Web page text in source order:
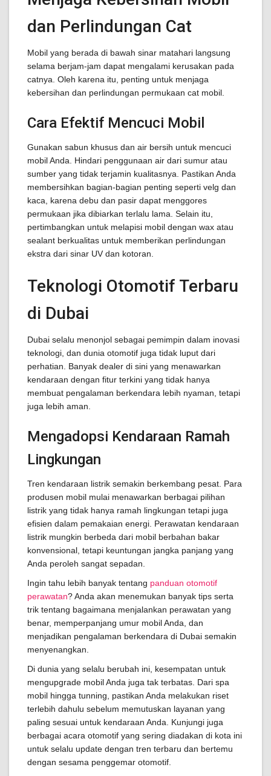
dan Perlindungan Cat
Mobil yang berada di bawah sinar matahari langsung
selama berjam-jam dapat mengalami kerusakan pada
catnya. Oleh karena itu, penting untuk menjaga
kebersihan dan perlindungan permukaan cat mobil.
Cara Efektif Mencuci Mobil
Gunakan sabun khusus dan air bersih untuk mencuci
mobil Anda. Hindari penggunaan air dari sumur atau
sumber yang tidak terjamin kualitasnya. Pastikan Anda
membersihkan bagian-bagian penting seperti velg dan
kaca, karena debu dan pasir dapat menggores
permukaan jika dibiarkan terlalu lama. Selain itu,
pertimbangkan untuk melapisi mobil dengan wax atau
sealant berkualitas untuk memberikan perlindungan
ekstra dari sinar UV dan kotoran.
Teknologi Otomotif Terbaru
di Dubai
Dubai selalu menonjol sebagai pemimpin dalam inovasi
teknologi, dan dunia otomotif juga tidak luput dari
perhatian. Banyak dealer di sini yang menawarkan
kendaraan dengan fitur terkini yang tidak hanya
membuat pengalaman berkendara lebih nyaman, tetapi
juga lebih aman.
Mengadopsi Kendaraan Ramah
Lingkungan
Tren kendaraan listrik semakin berkembang pesat. Para
produsen mobil mulai menawarkan berbagai pilihan
listrik yang tidak hanya ramah lingkungan tetapi juga
efisien dalam pemakaian energi. Perawatan kendaraan
listrik mungkin berbeda dari mobil berbahan bakar
konvensional, tetapi keuntungan jangka panjang yang
Anda peroleh sangat sepadan.
Ingin tahu lebih banyak tentang panduan otomotif
perawatan? Anda akan menemukan banyak tips serta
trik tentang bagaimana menjalankan perawatan yang
benar, memperpanjang umur mobil Anda, dan
menjadikan pengalaman berkendara di Dubai semakin
menyenangkan.
Di dunia yang selalu berubah ini, kesempatan untuk
mengupgrade mobil Anda juga tak terbatas. Dari spa
mobil hingga tunning, pastikan Anda melakukan riset
terlebih dahulu sebelum memutuskan layanan yang
paling sesuai untuk kendaraan Anda. Kunjungi juga
berbagai acara otomotif yang sering diadakan di kota ini
untuk selalu update dengan tren terbaru dan bertemu
dengan sesama penggemar otomotif.